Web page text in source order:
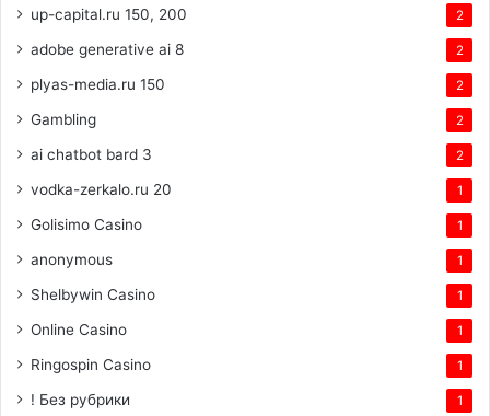
up-capital.ru 150, 200 2
adobe generative ai 8 2
plyas-media.ru 150 2
Gambling 2
ai chatbot bard 3 2
vodka-zerkalo.ru 20 1
Golisimo Casino 1
anonymous 1
Shelbywin Casino 1
Online Casino 1
Ringospin Casino 1
! Без рубрики 1